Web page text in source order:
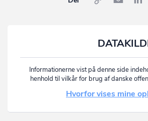
Informationerne vist på denne side
henhold til vilkår for brug af danske
Hvorfor vises mine